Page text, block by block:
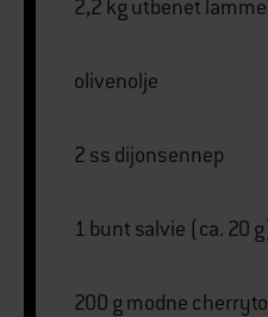
2,2 kg utbenet
olivenolje
2 ss dijonsennep
1 bunt salvie (ca. 20
200 g modne